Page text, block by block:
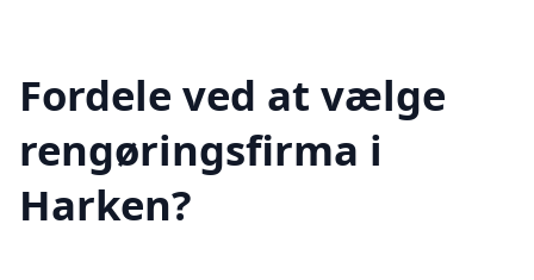
Fordele ved at vælge
rengøringsfirma i
Harken?